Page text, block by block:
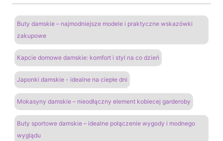
Buty damskie – najmodniejsze modele i praktyczne wskazówki
zakupowe
Kapcie domowe damskie: komfort i styl na co dzień
Japonki damskie - idealne na ciepłe dni
Mokasyny damskie – nieodłączny element kobiecej garderoby
Buty sportowe damskie – idealne połączenie wygody i modnego
wyglądu